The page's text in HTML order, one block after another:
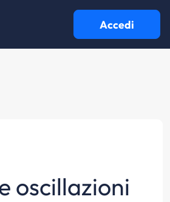
Accedi
oscillazioni